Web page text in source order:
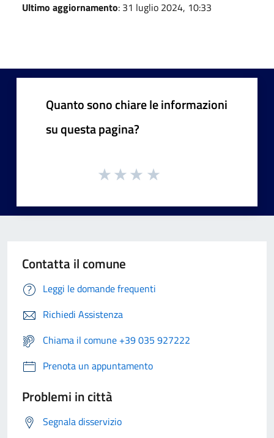
Ultimo aggiornamento: 31 luglio 2024, 10:33
Quanto sono chiare le informazioni
su questa pagina?
Contatta il comune
Leggi le domande frequenti
Richiedi Assistenza
Chiama il comune +39 035 927222
Prenota un appuntamento
Problemi in città
Segnala disservizio